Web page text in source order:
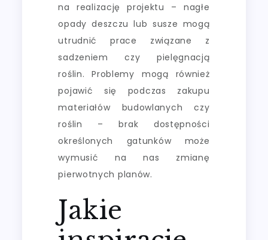
na realizację projektu – nagłe
opady deszczu lub susze mogą
utrudnić prace związane z
sadzeniem czy pielęgnacją
roślin. Problemy mogą również
pojawić się podczas zakupu
materiałów budowlanych czy
roślin – brak dostępności
określonych gatunków może
wymusić na nas zmianę
pierwotnych planów.
Jakie